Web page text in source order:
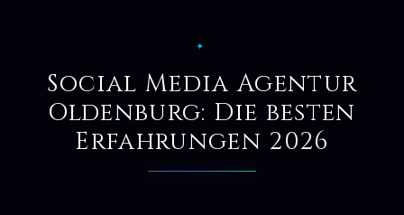
✦
Social Media Agentur
Oldenburg: Die besten
Erfahrungen 2026